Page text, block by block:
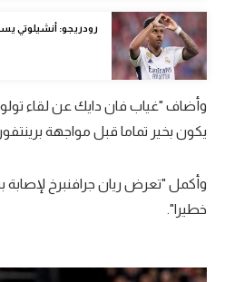
رياضة نسائية
آسيا
أمريكا
أقسام خاصة
ميركاتو
رودريجو: أنشيلوتي
وأضاف "غياب فان دايك عن لقاء
يكون بخير تماما قبل مواجهة
وأكمل "تعرض ريان جرافنبرخ لإصابة
خطيرا".